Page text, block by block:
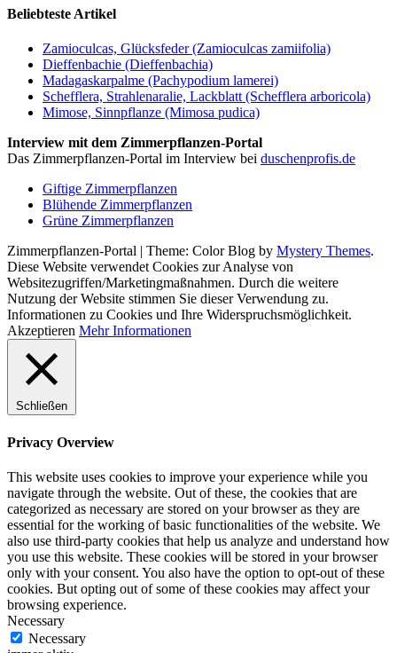
Beliebteste Artikel
Zamioculcas, Glücksfeder (Zamioculcas zamiifolia)
Dieffenbachie (Dieffenbachia)
Madagaskarpalme (Pachypodium lamerei)
Schefflera, Strahlenaralie, Lackblatt (Schefflera arboricola)
Mimose, Sinnpflanze (Mimosa pudica)
Interview mit dem Zimmerpflanzen-Portal
Das Zimmerpflanzen-Portal im Interview bei duschenprofis.de
Giftige Zimmerpflanzen
Blühende Zimmerpflanzen
Grüne Zimmerpflanzen
Zimmerpflanzen-Portal | Theme: Color Blog by Mystery Themes.
Diese Website verwendet Cookies zur Analyse von
Websitezugriffen/Marketingmaßnahmen. Durch die weitere
Nutzung der Website stimmen Sie dieser Verwendung zu.
Informationen zu Cookies und Ihre Widerspruchsmöglichkeit.
Akzeptieren Mehr Informationen
Schließen
Privacy Overview
This website uses cookies to improve your experience while you
navigate through the website. Out of these, the cookies that are
categorized as necessary are stored on your browser as they are
essential for the working of basic functionalities of the website. We
also use third-party cookies that help us analyze and understand how
you use this website. These cookies will be stored in your browser
only with your consent. You also have the option to opt-out of these
cookies. But opting out of some of these cookies may affect your
browsing experience.
Necessary
Necessary